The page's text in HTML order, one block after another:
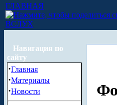
ГЛАВНАЯ
ВСЛУХ
Навигация по
сайту
·Главная
·Материалы
·Новости